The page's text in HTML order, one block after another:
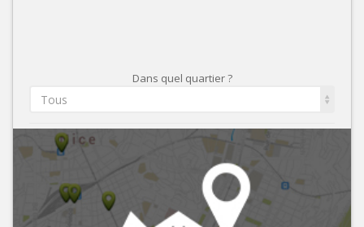
Dans quel quartier ?
Tous